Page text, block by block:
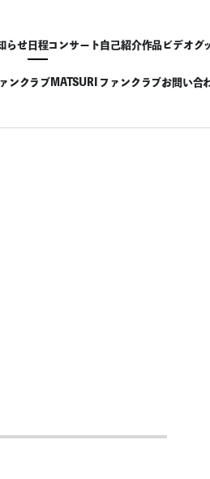
らせ日程コンサート自己紹介作品ビデオグ
ンクラブMATSURI ファンクラブお問い合